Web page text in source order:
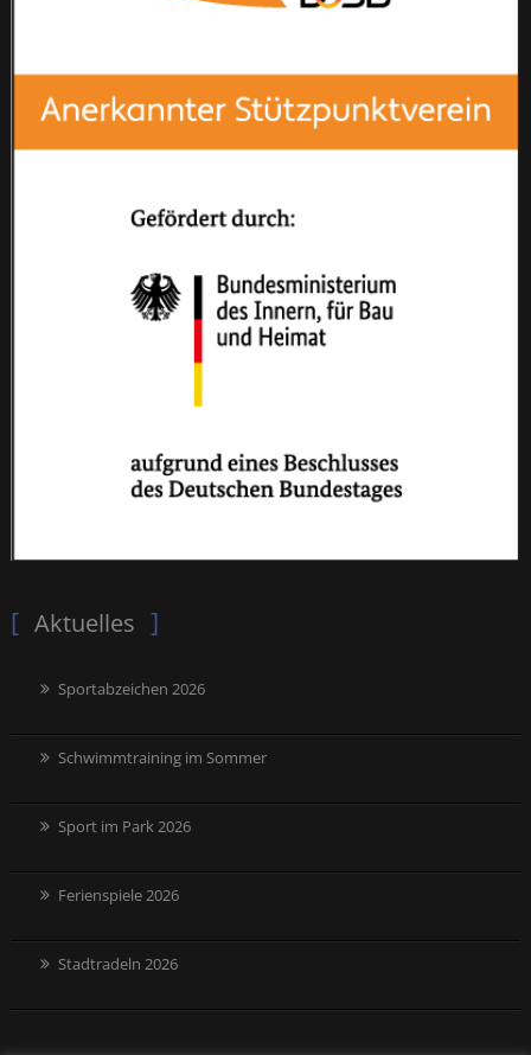
Aktuelles
Sportabzeichen 2026
Schwimmtraining im Sommer
Sport im Park 2026
Ferienspiele 2026
Stadtradeln 2026